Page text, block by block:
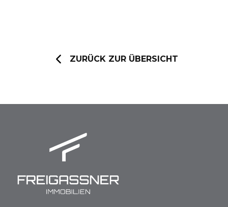
ZURÜCK ZUR ÜBERSICHT